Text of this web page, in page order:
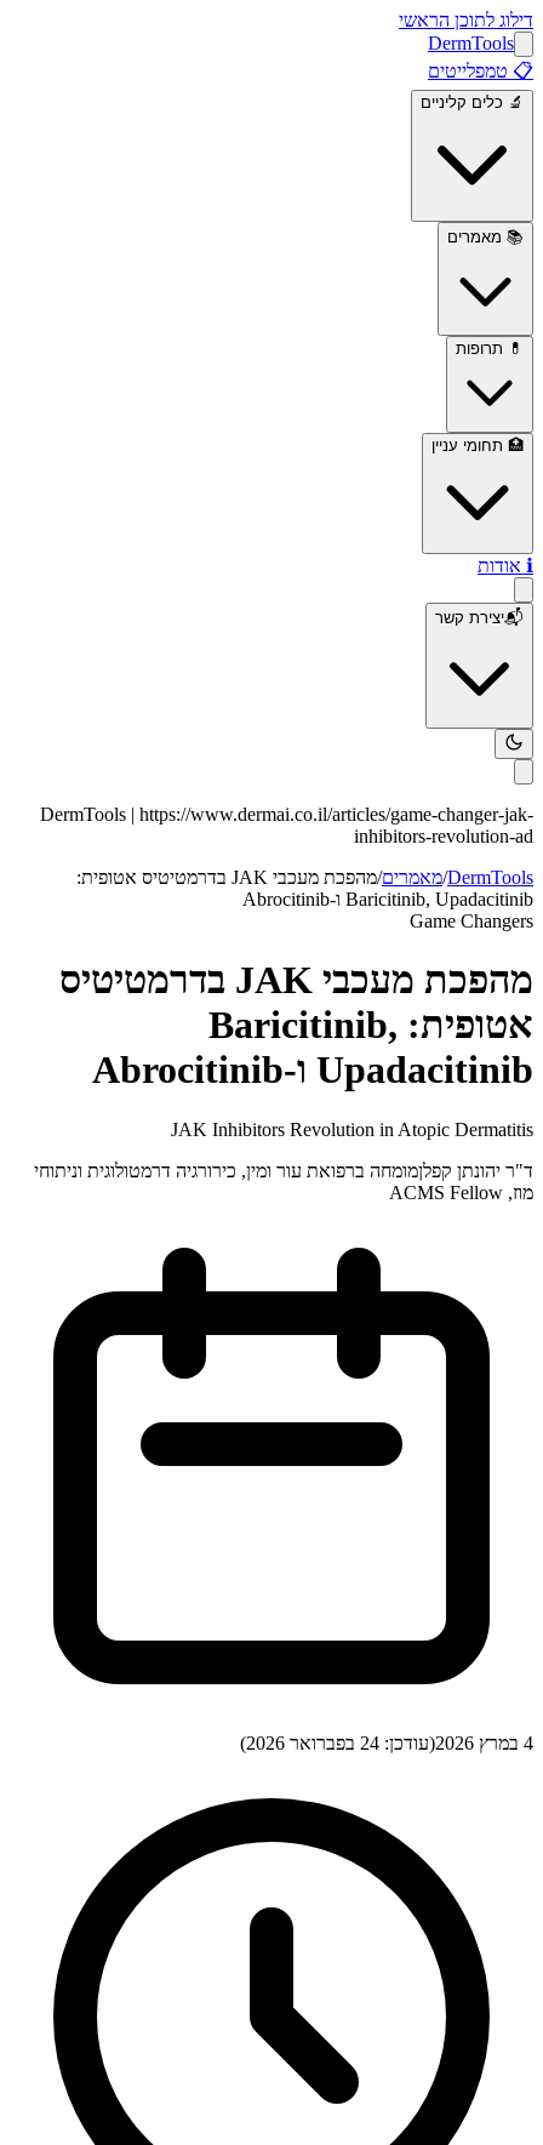
דילוג לתוכן הראשי
DermTools
📋 טמפלייטים
🔬 כלים קליניים
📚 מאמרים
💊 תרופות
🏥 תחומי עניין
ℹ️ אודות
📬יצירת קשר
DermTools | https://www.dermai.co.il/articles/game-changer-jak-
inhibitors-revolution-ad
DermTools
/מאמרים/
מהפכת מעכבי JAK בדרמטיטיס אטופית:
Baricitinib, Upadacitinib ו-Abrocitinib
Game Changers
מהפכת מעכבי JAK בדרמטיטיס
אטופית: Baricitinib,
Upadacitinib ו-Abrocitinib
JAK Inhibitors Revolution in Atopic Dermatitis
ד"ר יהונתן קפלןמומחה ברפואת עור ומין, כירורגיה דרמטולוגית וניתוחי
מוז, ACMS Fellow
4 במרץ 2026 (עודכן: 24 בפברואר 2026 )